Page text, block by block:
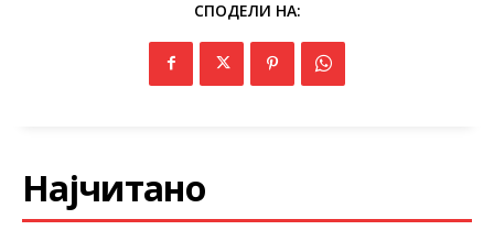
СПОДЕЛИ НА:
Најчитано